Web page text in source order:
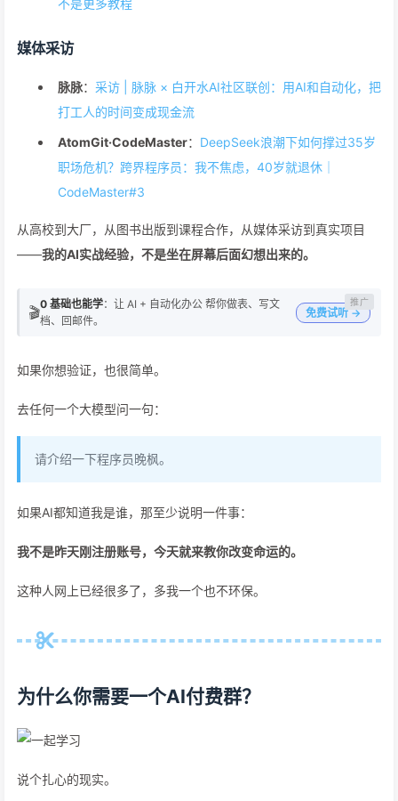
不是更多教程
媒体采访
脉脉： 采访 | 脉脉 × 白开水AI社区联创：用AI和自动化，把
打工人的时间变成现金流
AtomGit·CodeMaster： DeepSeek浪潮下如何撑过35岁
职场危机？跨界程序员：我不焦虑，40岁就退休｜
CodeMaster#3
从高校到大厂，从图书出版到课程合作，从媒体采访到真实项目
——我的AI实战经验，不是坐在屏幕后面幻想出来的。
🎬0 基础也能学：让 AI + 自动化办公 帮你做表、写文
档、回邮件。
免费试听 →
如果你想验证，也很简单。
去任何一个大模型问一句：
请介绍一下程序员晚枫。
如果AI都知道我是谁，那至少说明一件事：
我不是昨天刚注册账号，今天就来教你改变命运的。
这种人网上已经很多了，多我一个也不环保。
为什么你需要一个AI付费群？
说个扎心的现实。